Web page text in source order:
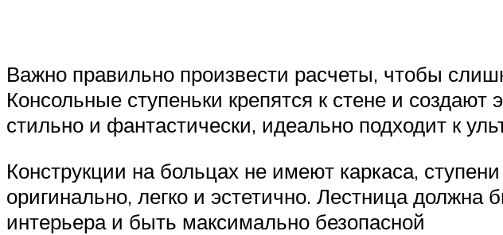
Важно правильно произвести расчеты, чтобы
Консольные ступеньки крепятся к стене и
стильно и фантастически, идеально подходит к
Конструкции на больцах не имеют каркаса,
оригинально, легко и эстетично. Лестница
интерьера и быть максимально безопасной